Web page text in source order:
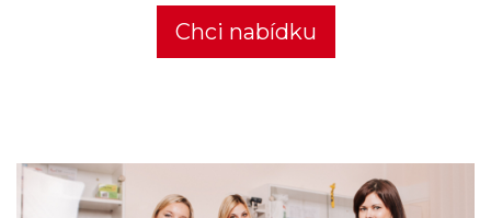
Chci nabídku